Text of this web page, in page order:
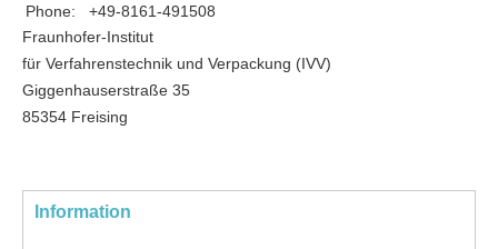
Phone:
+49-8161-491508
Fraunhofer-Institut
für Verfahrenstechnik und Verpackung (IVV)
Giggenhauserstraße 35
85354 Freising
Information